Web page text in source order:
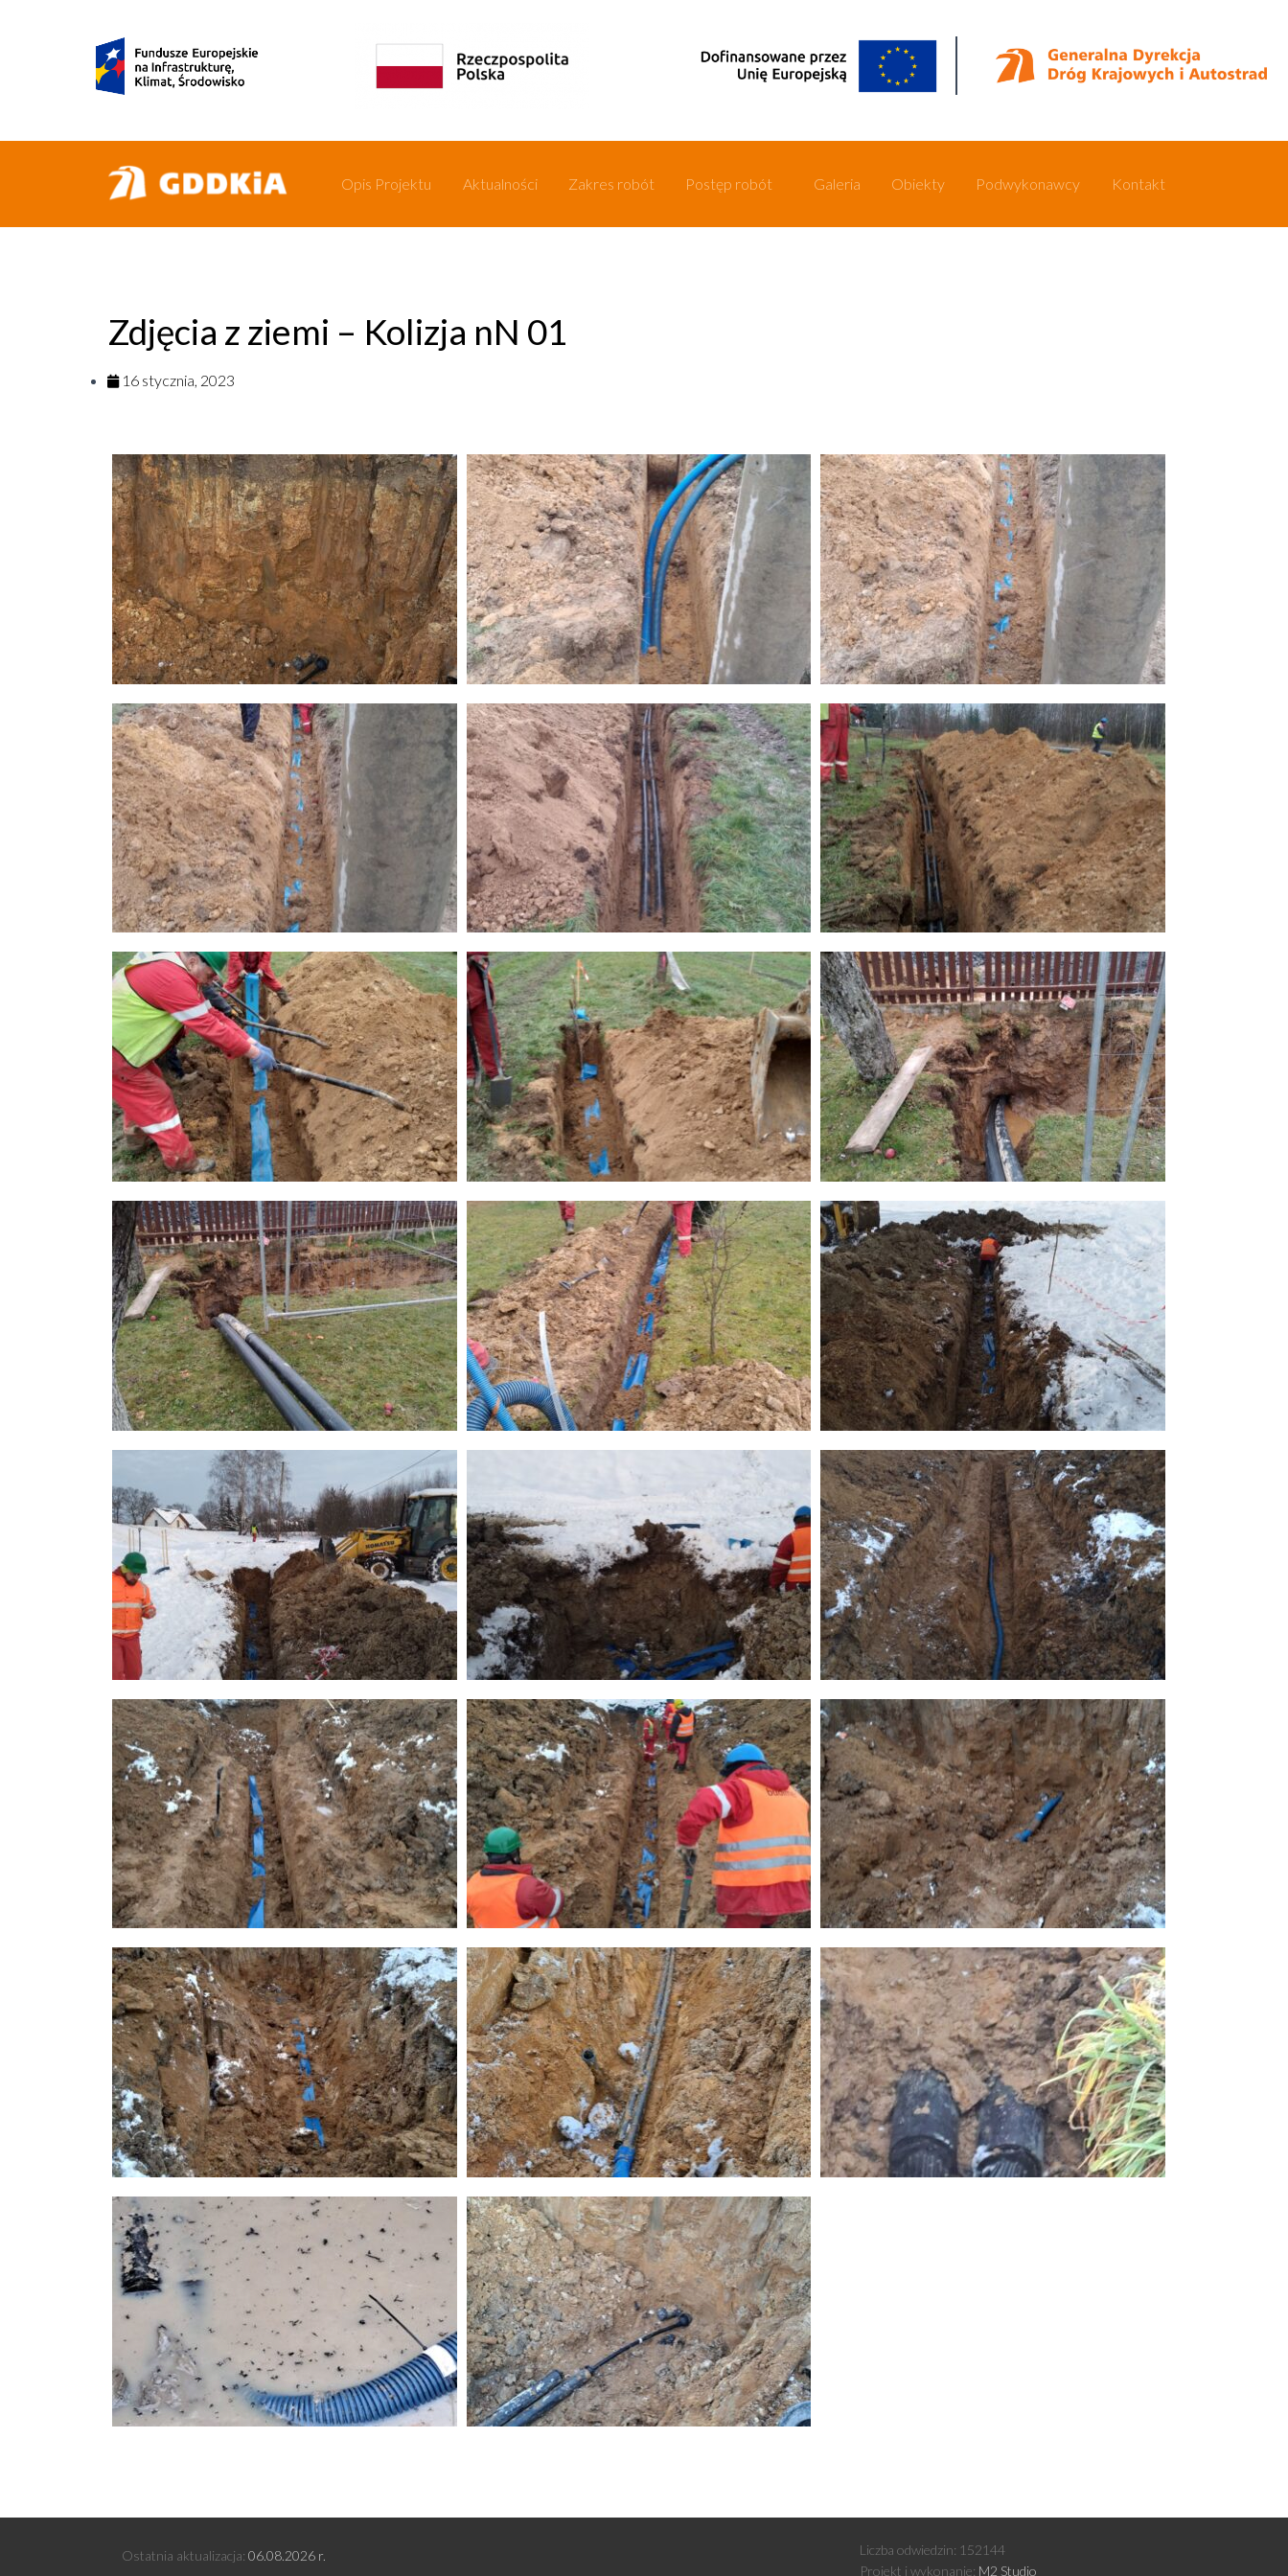
Opis Projektu Aktualności Zakres robót Postęp robót Galeria Obiekty Podwykonawcy Kontakt
Zdjęcia z ziemi – Kolizja nN 01
16 stycznia, 2023
Ostatnia aktualizacja: 06.08.2026 r. Liczba odwiedzin: 152144
Projekt i wykonanie: M2 Studio